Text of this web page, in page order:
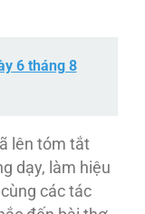
6 tháng 8
lên tóm tắt
dạy, làm hiệu
các tác